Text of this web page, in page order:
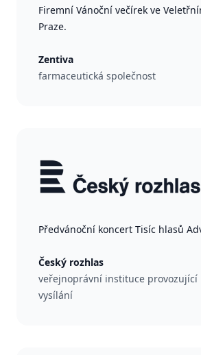
Firemní Vánoční večírek ve
Praze.
Zentiva
farmaceutická společnost
Předvánoční koncert Tisíc hlasů
Český rozhlas
veřejnoprávní instituce provozující
vysílání